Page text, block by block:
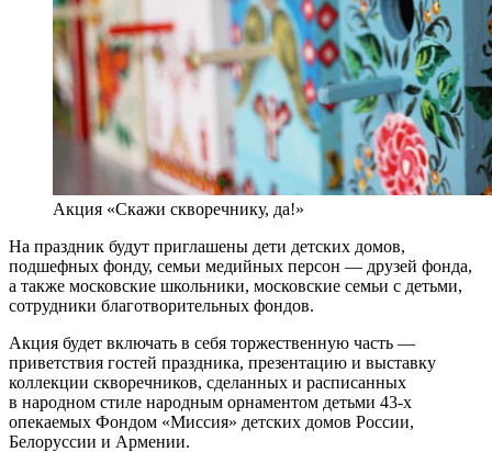
Акция «Скажи скворечнику, да!»
На праздник будут приглашены дети детских домов,
подшефных фонду, семьи медийных персон — друзей фонда,
а также московские школьники, московские семьи с детьми,
сотрудники благотворительных фондов.
Акция будет включать в себя торжественную часть —
приветствия гостей праздника, презентацию и выставку
коллекции скворечников, сделанных и расписанных
в народном стиле народным орнаментом детьми 43-х
опекаемых Фондом «Миссия» детских домов России,
Белоруссии и Армении.